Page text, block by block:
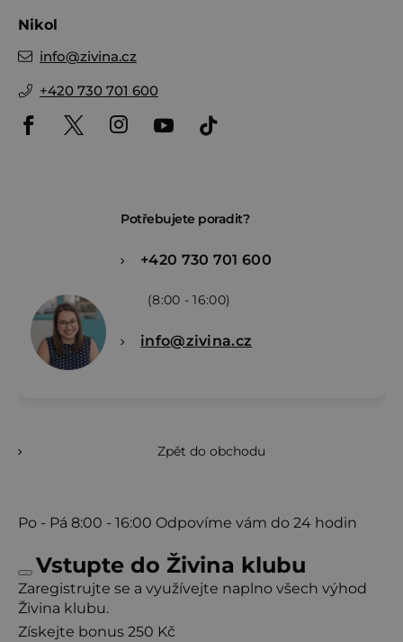
Nikol
info@zivina.cz
+420 730 701 600
Potřebujete poradit?
+420 730 701 600
(8:00 - 16:00)
info@zivina.cz
Zpět do obchodu
Po - Pá 8:00 - 16:00 Odpovíme vám do 24 hodin
Vstupte do Živina klubu
Zaregistrujte se a využívejte naplno všech výhod
Živina klubu.
Získejte bonus 250 Kč